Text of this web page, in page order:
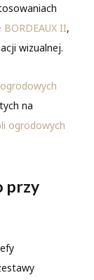
II,
wizualnej.
na
ogrodowych
przy